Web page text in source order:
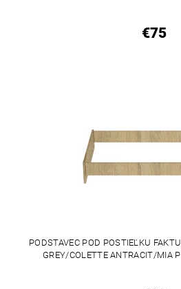
€75
PODSTAVEC POD POSTIEĽKU
GREY/COLETTE ANTRACIT/MIA